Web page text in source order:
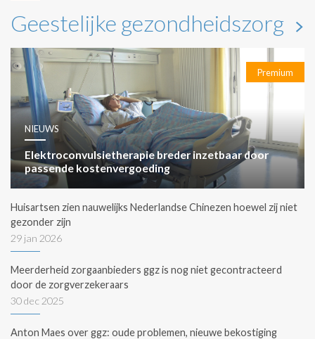
Geestelijke gezondheidszorg
Premium
NIEUWS
Elektroconvulsietherapie breder inzetbaar door
passende kostenvergoeding
Huisartsen zien nauwelijks Nederlandse Chinezen hoewel zij niet
gezonder zijn
29 jan 2026
Meerderheid zorgaanbieders ggz is nog niet gecontracteerd
door de zorgverzekeraars
30 dec 2025
Anton Maes over ggz: oude problemen, nieuwe bekostiging